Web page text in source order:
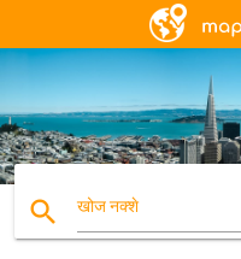
search खोज नक्शे